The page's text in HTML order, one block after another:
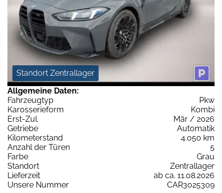
Standort Zentrallager
Allgemeine Daten:
Fahrzeugtyp
Pkw
Karosserieform
Kombi
Erst-Zul.
Mär / 2026
Getriebe
Automatik
Kilometerstand
4.050 km
Anzahl der Türen
5
Farbe
Grau
Standort
Zentrallager
Lieferzeit
ab ca. 11.08.2026
Unsere Nummer
CAR3025309